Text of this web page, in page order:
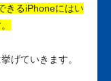
きるiPhoneにはい
げていきます。